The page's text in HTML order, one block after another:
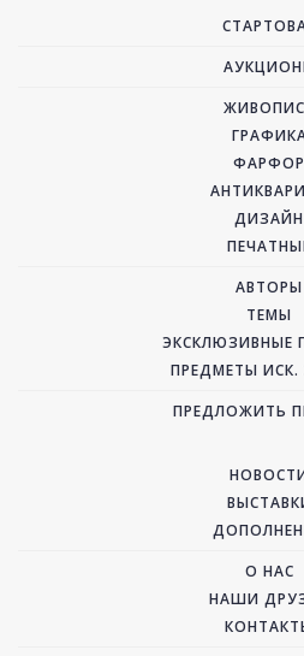
ФАРФОР
ДИЗАЙН
АВТОРЫ
ТЕМЫ
ЭКСКЛЮЗИВНЫЕ
ПРЕДМЕТЫ ИСК.
ПРЕДЛОЖИТЬ
О НАС
НАШИ